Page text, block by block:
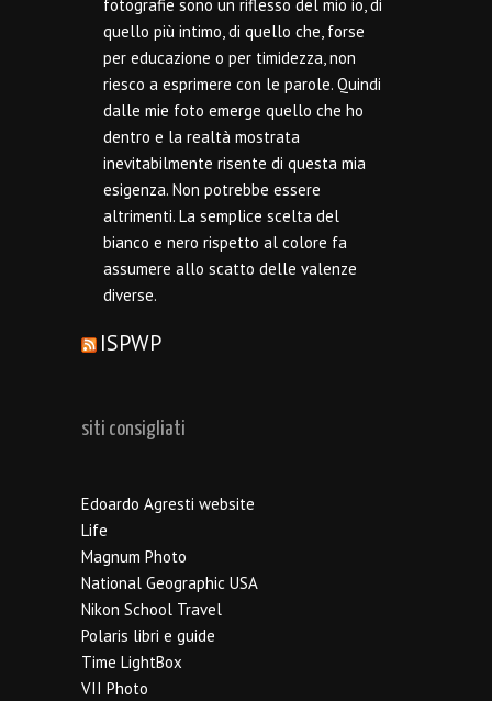
fotografie sono un riflesso del mio io, di
quello più intimo, di quello che, forse
per educazione o per timidezza, non
riesco a esprimere con le parole. Quindi
dalle mie foto emerge quello che ho
dentro e la realtà mostrata
inevitabilmente risente di questa mia
esigenza. Non potrebbe essere
altrimenti. La semplice scelta del
bianco e nero rispetto al colore fa
assumere allo scatto delle valenze
diverse.
ISPWP
siti consigliati
Edoardo Agresti website
Life
Magnum Photo
National Geographic USA
Nikon School Travel
Polaris libri e guide
Time LightBox
VII Photo